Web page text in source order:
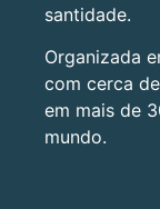
santidade.
Organizada
com cerca
em mais de
mundo.